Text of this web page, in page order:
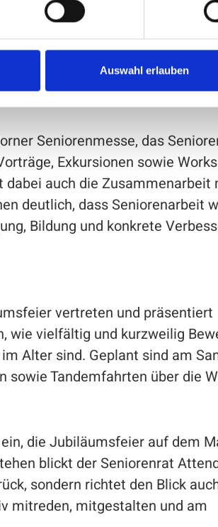
Auswahl erlauben
die Arbeitskreise, die sich
die Bereiche Digitales,
und nachhaltige
Seniorenmesse, das
Exkursionen sowie
auch die Zusammenarbeit
deutlich, dass Seniorenarbeit
Bildung und konkrete
vertreten und präsentiert
wie vielfältig und kurzweilig
Alter sind. Geplant sind am
sowie Tandemfahrten über die
die Jubiläumsfeier auf dem
blickt der Seniorenrat
sondern richtet den Blick
mitreden, mitgestalten und am